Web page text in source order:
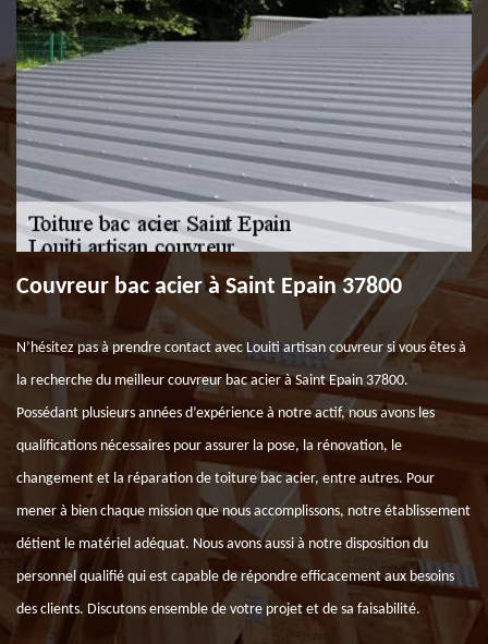
Couvreur bac acier à Saint Epain 37800
N’hésitez pas à prendre contact avec Louiti artisan couvreur si vous êtes à
la recherche du meilleur couvreur bac acier à Saint Epain 37800.
Possédant plusieurs années d’expérience à notre actif, nous avons les
qualifications nécessaires pour assurer la pose, la rénovation, le
changement et la réparation de toiture bac acier, entre autres. Pour
mener à bien chaque mission que nous accomplissons, notre établissement
détient le matériel adéquat. Nous avons aussi à notre disposition du
personnel qualifié qui est capable de répondre efficacement aux besoins
des clients. Discutons ensemble de votre projet et de sa faisabilité.